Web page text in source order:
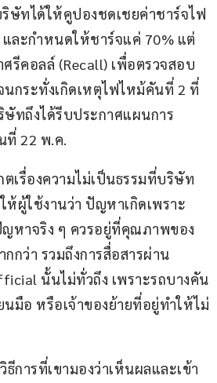
ษัทได้ให้คูปองชดเชยค่าชาร์จไฟ
ละกำหนดให้ชาร์จแค่ 70% แต่
รีคอลล์ (Recall) เพื่อตรวจสอบ
กระทั่งเกิดเหตุไฟไหม้คันที่ 2 ที่
ทถึงได้รีบประกาศแผนการ
ที่ 22 พ.ค.
ตเรื่องความไม่เป็นธรรมที่บริษัท
ห้ผู้ใช้งานว่า ปัญหาเกิดเพราะ
ญหาจริง ๆ ควรอยู่ที่คุณภาพของ
กว่า รวมถึงการสื่อสารผ่าน
นั้นไม่ทั่วถึง เพราะรถบางคัน
นมือ หรือเจ้าของย้ายที่อยู่ทำให้ไม่
ธีการที่เขามองว่าเห็นผลและเข้า